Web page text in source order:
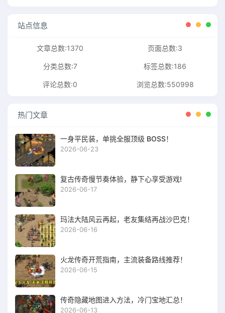
站点信息
文章总数:1370 页面总数:3
分类总数:7 标签总数:186
评论总数:0 浏览总数:550998
热门文章
一身平民装，单挑全服顶级 BOSS！
2026-06-23
复古传奇慢节奏体验，静下心享受游戏!
2026-06-17
玛法大陆风云再起，老友集结再战沙巴克！
2026-06-16
火龙传奇开荒指南，主流装备路线推荐！
2026-06-15
传奇隐藏地图进入方法，冷门宝地汇总！
2026-06-13